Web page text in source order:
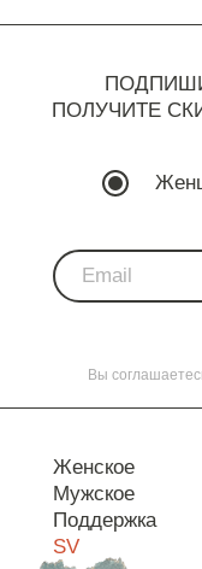
ПОЛУЧИТЕ
Вы
Женское
Мужское
Поддержка
SV